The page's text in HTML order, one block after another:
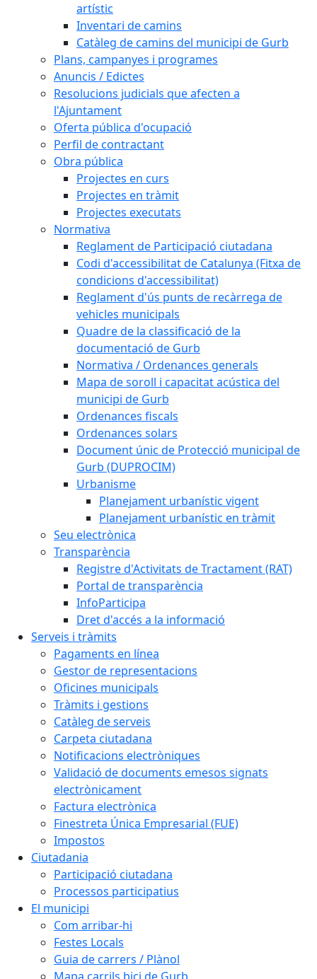
artístic
Inventari de camins
Catàleg de camins del municipi de Gurb
Plans, campanyes i programes
Anuncis / Edictes
Resolucions judicials que afecten a
l'Ajuntament
Oferta pública d'ocupació
Perfil de contractant
Obra pública
Projectes en curs
Projectes en tràmit
Projectes executats
Normativa
Reglament de Participació ciutadana
Codi d'accessibilitat de Catalunya (Fitxa de
condicions d'accessibilitat)
Reglament d'ús punts de recàrrega de
vehicles municipals
Quadre de la classificació de la
documentació de Gurb
Normativa / Ordenances generals
Mapa de soroll i capacitat acústica del
municipi de Gurb
Ordenances fiscals
Ordenances solars
Document únic de Protecció municipal de
Gurb (DUPROCIM)
Urbanisme
Planejament urbanístic vigent
Planejament urbanístic en tràmit
Seu electrònica
Transparència
Registre d'Activitats de Tractament (RAT)
Portal de transparència
InfoParticipa
Dret d'accés a la informació
Serveis i tràmits
Pagaments en línea
Gestor de representacions
Oficines municipals
Tràmits i gestions
Catàleg de serveis
Carpeta ciutadana
Notificacions electròniques
Validació de documents emesos signats
electrònicament
Factura electrònica
Finestreta Única Empresarial (FUE)
Impostos
Ciutadania
Participació ciutadana
Processos participatius
El municipi
Com arribar-hi
Festes Locals
Guia de carrers / Plànol